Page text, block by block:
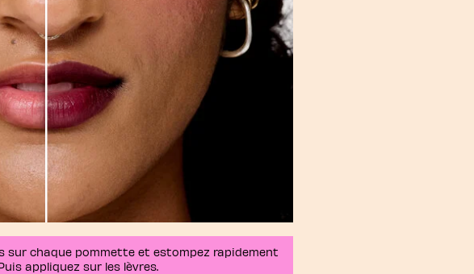
sur chaque pommette et estompez rapidement
appliquez sur les lèvres.